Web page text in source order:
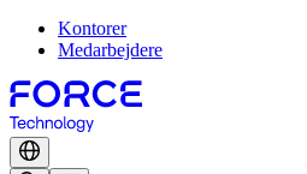
Kontorer
Medarbejdere